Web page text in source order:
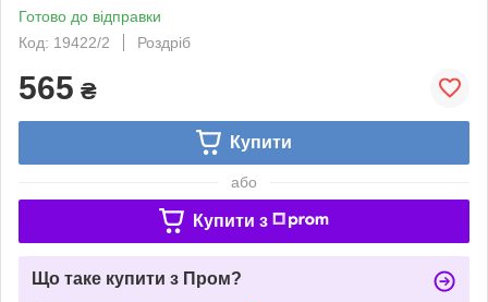
Готово до відправки
Код: 19422/2
Роздріб
565 ₴
Купити
або
Купити з
Що таке купити з Пром?